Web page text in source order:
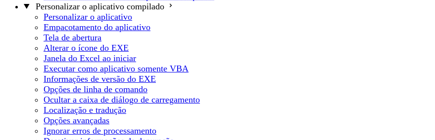
Personalizar o aplicativo compilado
Personalizar o aplicativo
Empacotamento do aplicativo
Tela de abertura
Alterar o ícone do EXE
Janela do Excel ao iniciar
Executar como aplicativo somente VBA
Informações de versão do EXE
Opções de linha de comando
Ocultar a caixa de diálogo de carregamento
Localização e tradução
Opções avançadas
Ignorar erros de processamento